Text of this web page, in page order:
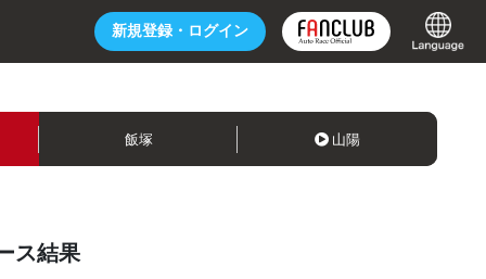
新規登録・ ログイン
飯塚 山陽
ス結果